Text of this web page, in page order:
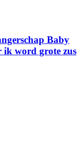
Baby
word grote zus